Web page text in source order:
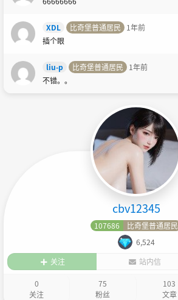
XDL 比奇堡普通居民
1年前
插个眼
liu-p 比奇堡普通居民
1年前
不错。。
cbv12345
107686
比奇堡普通居民
6,524
关注
站内信
0
关注
75
粉丝
103
文章